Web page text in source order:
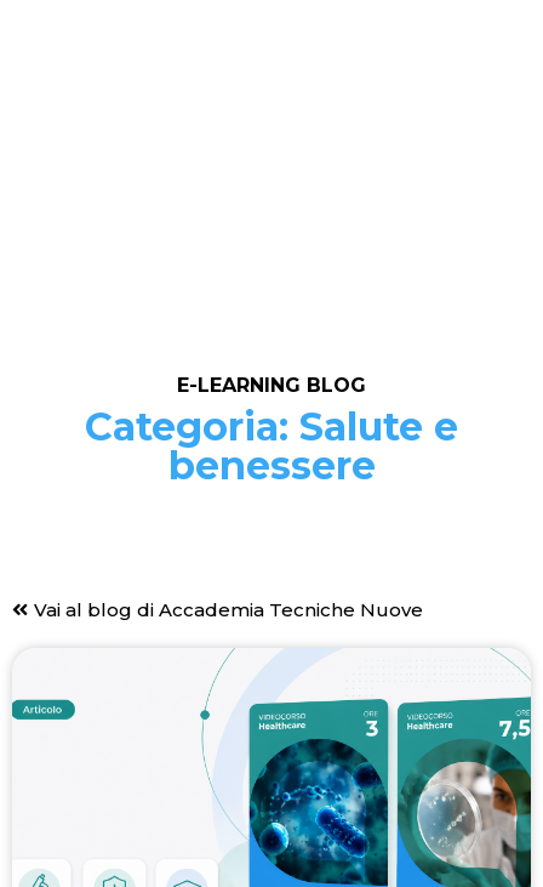
E-LEARNING BLOG
Categoria: Salute e
benessere
Vai al blog di Accademia Tecniche Nuove